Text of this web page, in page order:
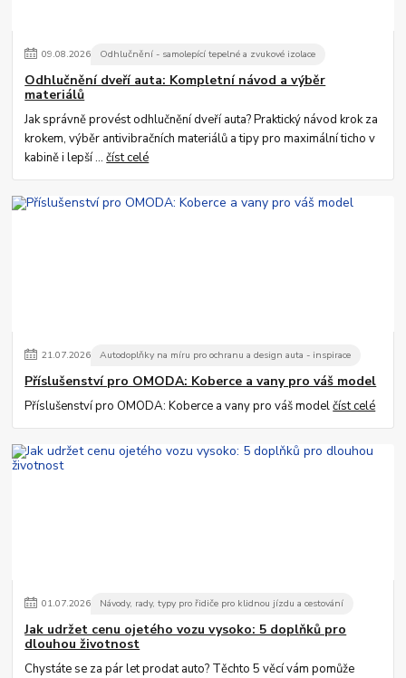
09.08.2026 Odhlučnění - samolepící tepelné a zvukové izolace
Odhlučnění dveří auta: Kompletní návod a výběr
materiálů
Jak správně provést odhlučnění dveří auta? Praktický návod krok za
krokem, výběr antivibračních materiálů a tipy pro maximální ticho v
kabině i lepší ...číst celé
21.07.2026 Autodoplňky na míru pro ochranu a design auta - inspirace
Příslušenství pro OMODA: Koberce a vany pro váš model
Příslušenství pro OMODA: Koberce a vany pro váš modelčíst celé
01.07.2026 Návody, rady, typy pro řidiče pro klidnou jízdu a cestování
Jak udržet cenu ojetého vozu vysoko: 5 doplňků pro
dlouhou životnost
Chystáte se za pár let prodat auto? Těchto 5 věcí vám pomůže